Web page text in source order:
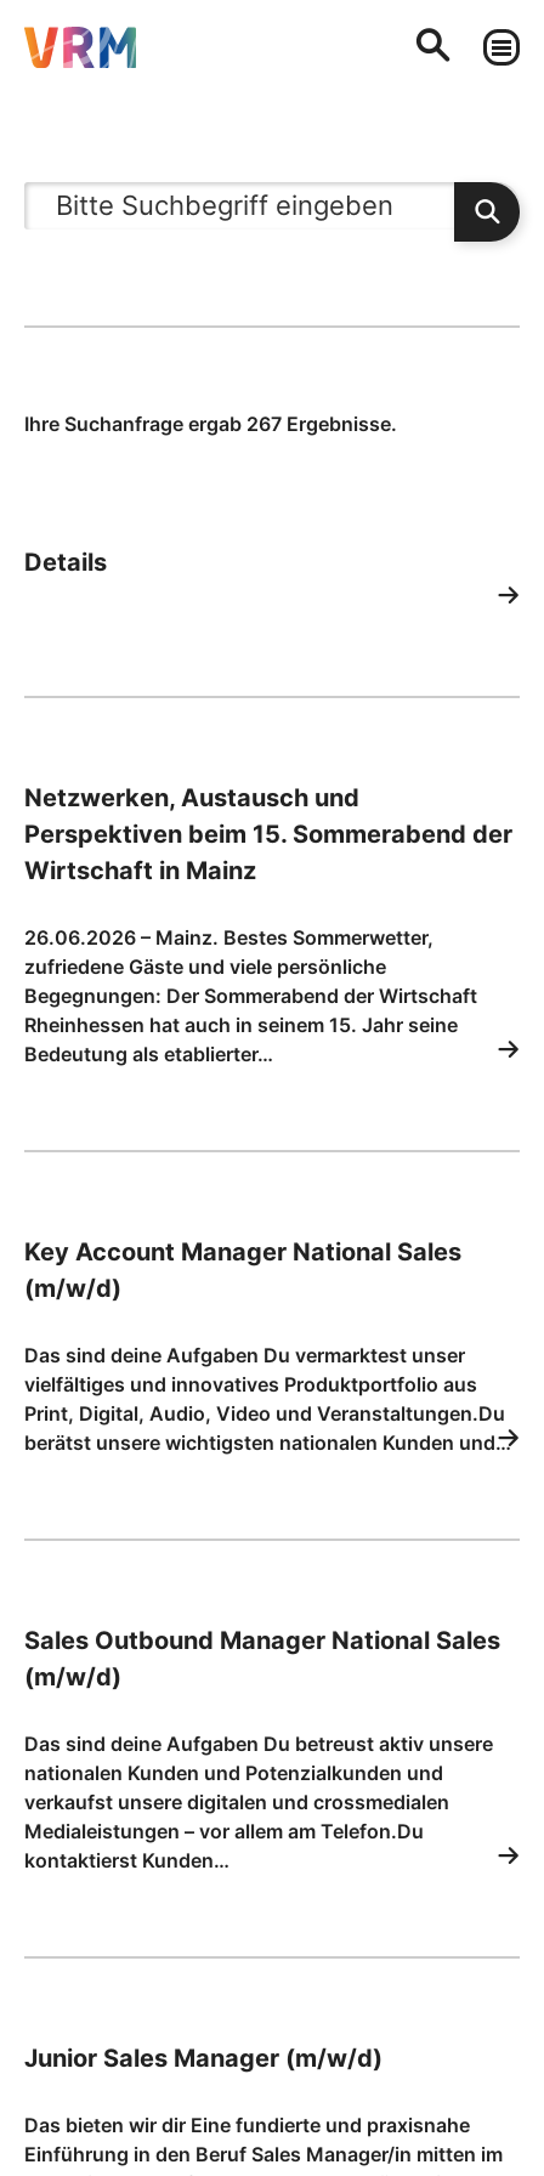
Ihre Suchanfrage ergab 267 Ergebnisse.
Details
Netzwerken, Austausch und
Perspektiven beim 15. Sommerabend der
Wirtschaft in Mainz
26.06.2026 – Mainz. Bestes Sommerwetter,
zufriedene Gäste und viele persönliche
Begegnungen: Der Sommerabend der Wirtschaft
Rheinhessen hat auch in seinem 15. Jahr seine
Bedeutung als etablierter…
Key Account Manager National Sales
(m/w/d)
Das sind deine Aufgaben Du vermarktest unser
vielfältiges und innovatives Produktportfolio aus
Print, Digital, Audio, Video und Veranstaltungen.Du
berätst unsere wichtigsten nationalen Kunden und…
Sales Outbound Manager National Sales
(m/w/d)
Das sind deine Aufgaben Du betreust aktiv unsere
nationalen Kunden und Potenzialkunden und
verkaufst unsere digitalen und crossmedialen
Medialeistungen – vor allem am Telefon.Du
kontaktierst Kunden…
Junior Sales Manager (m/w/d)
Das bieten wir dir Eine fundierte und praxisnahe
Einführung in den Beruf Sales Manager/in mitten im